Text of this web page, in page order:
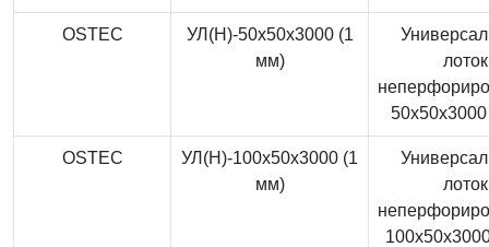
OSTEC
УЛ(Н)-50x50x3000 (1
мм)
лоток
OSTEC
УЛ(Н)-100x50x3000 (1
мм)
лоток